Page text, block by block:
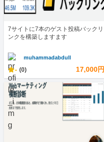
7サイトに7本のゲスト投稿バックリ
ンクを構築しますます
muhammadabdull
- (0) 17,000円